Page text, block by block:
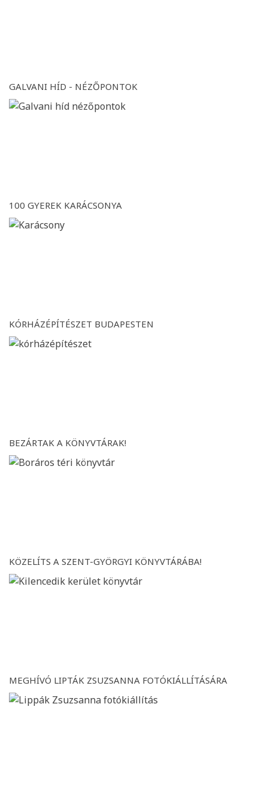
GALVANI HÍD - NÉZŐPONTOK
100 GYEREK KARÁCSONYA
KÓRHÁZÉPÍTÉSZET BUDAPESTEN
BEZÁRTAK A KÖNYVTÁRAK!
KÖZELÍTS A SZENT-GYÖRGYI KÖNYVTÁRÁBA!
MEGHÍVÓ LIPTÁK ZSUZSANNA FOTÓKIÁLLÍTÁSÁRA